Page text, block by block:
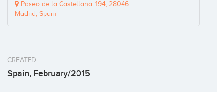
Paseo de la Castellana, 194, 28046
Madrid, Spain
CREATED
Spain, February/2015